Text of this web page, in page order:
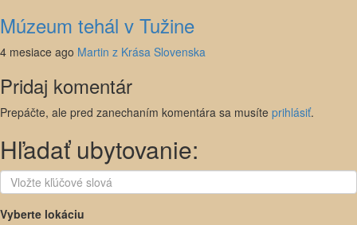
Múzeum tehál v Tužine
4 mesiace ago Martin z Krása Slovenska
Pridaj komentár
Prepáčte, ale pred zanechaním komentára sa musíte prihlásiť.
Hľadať ubytovanie:
Vyberte lokáciu